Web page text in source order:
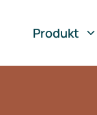
Produkt